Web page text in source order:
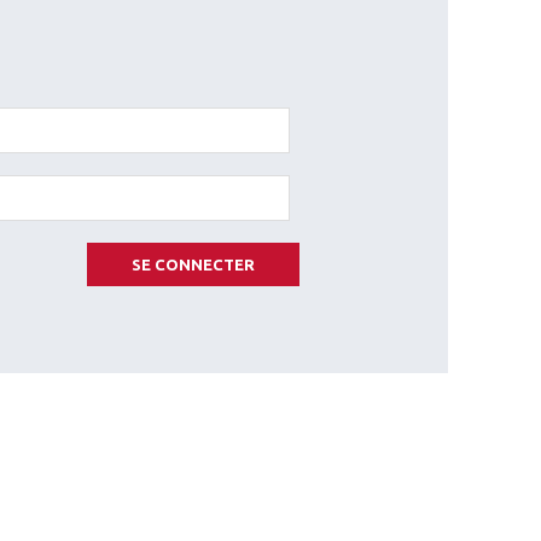
SE CONNECTER